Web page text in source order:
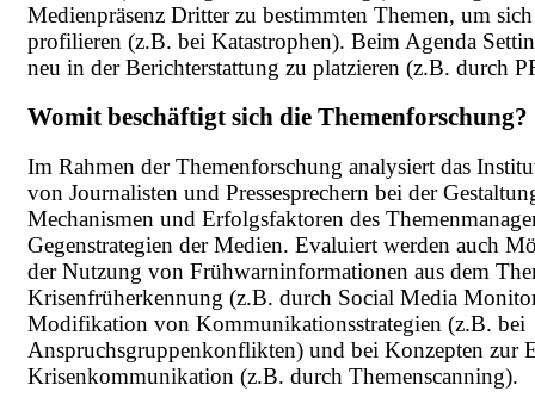
Medienpräsenz Dritter zu bestimmten Themen, um
profilieren (z.B. bei Katastrophen). Beim Agenda
neu in der Berichterstattung zu platzieren (z.B. durch
Womit beschäftigt sich die Themenforschung?
Im Rahmen der Themenforschung analysiert das
von Journalisten und Pressesprechern bei der
Mechanismen und Erfolgsfaktoren des
Gegenstrategien der Medien. Evaluiert werden auch
der Nutzung von Frühwarninformationen aus dem
Krisenfrüherkennung (z.B. durch Social Media
Modifikation von Kommunikationsstrategien (z.B. bei
Anspruchsgruppenkonflikten) und bei Konzepten zur
Krisenkommunikation (z.B. durch Themenscanning).